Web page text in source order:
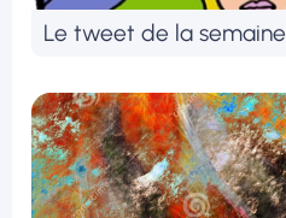
Le tweet de la semaine